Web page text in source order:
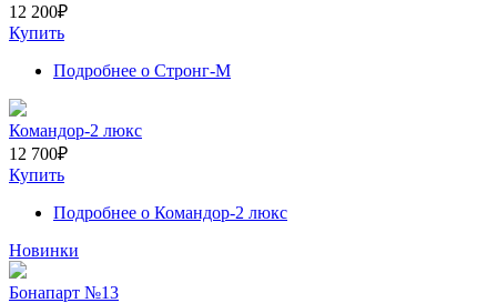
12 200₽
Купить
Подробнее о Стронг-М
Командор-2 люкс
12 700₽
Купить
Подробнее о Командор-2 люкс
Новинки
Бонапарт №13